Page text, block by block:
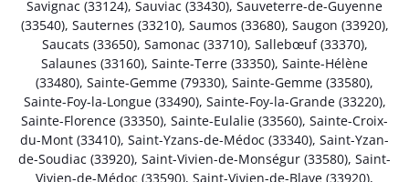
Savignac (33124), Sauviac (33430), Sauveterre-de-Guyenne
(33540), Sauternes (33210), Saumos (33680), Saugon (33920),
Saucats (33650), Samonac (33710), Sallebœuf (33370),
Salaunes (33160), Sainte-Terre (33350), Sainte-Hélène
(33480), Sainte-Gemme (79330), Sainte-Gemme (33580),
Sainte-Foy-la-Longue (33490), Sainte-Foy-la-Grande (33220),
Sainte-Florence (33350), Sainte-Eulalie (33560), Sainte-Croix-
du-Mont (33410), Saint-Yzans-de-Médoc (33340), Saint-Yzan-
de-Soudiac (33920), Saint-Vivien-de-Monségur (33580), Saint-
Vivien-de-Médoc (33590), Saint-Vivien-de-Blaye (33920),